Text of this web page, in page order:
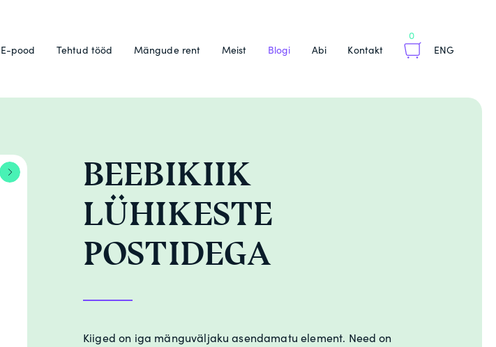
E-pood Tehtud tööd Mängude rent Meist Blogi Abi Kontakt
0
ENG
BEEBIKIIK
LÜHIKESTE
POSTIDEGA
Kiiged on iga mänguväljaku asendamatu element. Need on